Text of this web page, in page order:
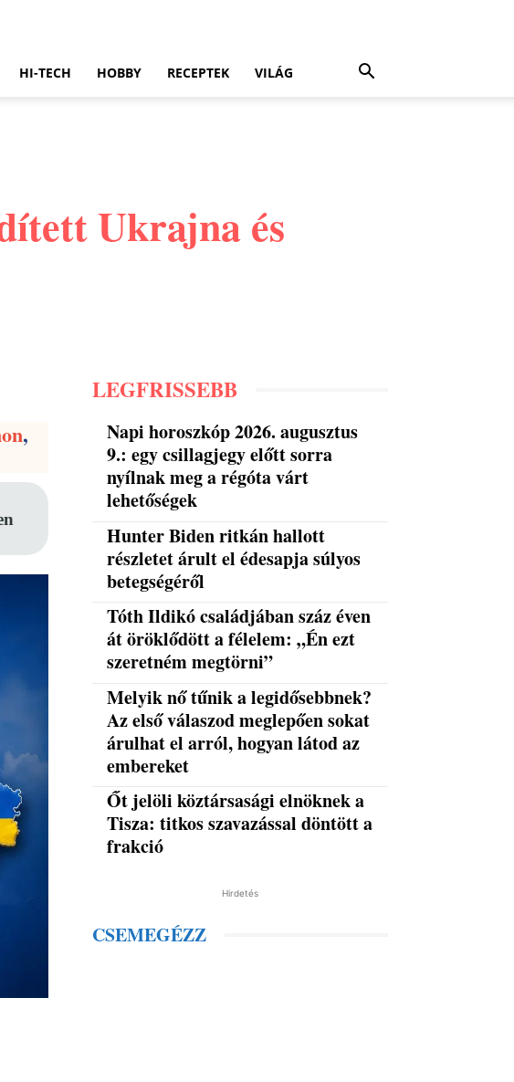
HI-TECH HOBBY RECEPTEK VILÁG
Ukrajna és
,
LEGFRISSEBB
Napi horoszkóp 2026. augusztus
9.: egy csillagjegy előtt sorra
nyílnak meg a régóta várt
lehetőségek
Hunter Biden ritkán hallott
részletet árult el édesapja súlyos
betegségéről
Tóth Ildikó családjában száz éven
át öröklődött a félelem: „Én ezt
szeretném megtörni”
Melyik nő tűnik a legidősebbnek?
Az első válaszod meglepően sokat
árulhat el arról, hogyan látod az
embereket
Őt jelöli köztársasági elnöknek a
Tisza: titkos szavazással döntött a
frakció
Hirdetés
CSEMEGÉZZ